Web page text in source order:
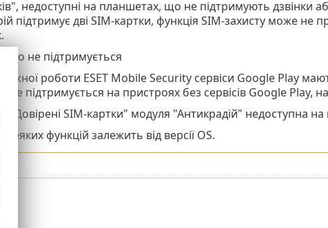
недоступні на планшетах, що не підтримують дзвінки
підтримує дві SIM-картки, функція SIM-захисту може
Go не підтримується
роботи ESET Mobile Security сервіси Google Play
не підтримується на пристроях без сервісів Google Play,
"Довірені SIM-картки" модуля "Антикрадій" недоступна
функцій залежить від версії OS.